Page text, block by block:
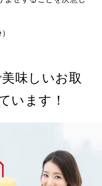
味しいお取
います！